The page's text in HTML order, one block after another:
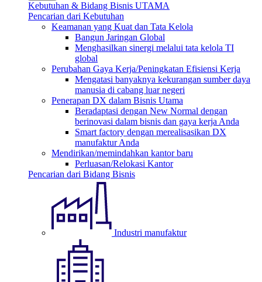
Kebutuhan & Bidang Bisnis UTAMA
Pencarian dari Kebutuhan
Keamanan yang Kuat dan Tata Kelola
Bangun Jaringan Global
Menghasilkan sinergi melalui tata kelola TI
global
Perubahan Gaya Kerja/Peningkatan Efisiensi Kerja
Mengatasi banyaknya kekurangan sumber daya
manusia di cabang luar negeri
Penerapan DX dalam Bisnis Utama
Beradaptasi dengan New Normal dengan
berinovasi dalam bisnis dan gaya kerja Anda
Smart factory dengan merealisasikan DX
manufaktur Anda
Mendirikan/memindahkan kantor baru
Perluasan/Relokasi Kantor
Pencarian dari Bidang Bisnis
Industri manufaktur